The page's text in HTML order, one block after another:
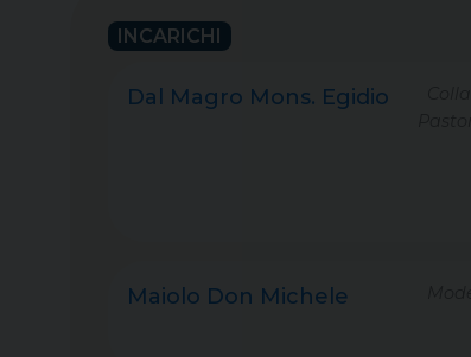
INCARICHI
Dal Magro Mons. Egidio
Maiolo Don Michele